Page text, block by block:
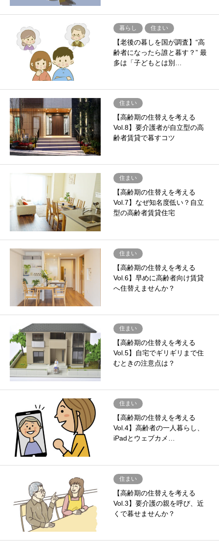
暮らし 住まい
【老後の暮しを国が調査】“高
齢者になったら誰と暮す？” 最
多は「子どもとは別…
住まい
【高齢期の住替えを考える
Vol.8】要介護者が自立型の高
齢者賃貸で暮すコツ
住まい
【高齢期の住替えを考える
Vol.7】なぜ知名度低い？自立
型の高齢者賃貸住宅
住まい
【高齢期の住替えを考える
Vol.6】早めに高齢者向け賃貸
へ住替えませんか？
住まい
【高齢期の住替えを考える
Vol.5】自宅でギリギリまで住
むときの注意点は？
住まい
【高齢期の住替えを考える
Vol.4】高齢者の一人暮らし、
iPadとウェブカメ…
住まい
【高齢期の住替えを考える
Vol.3】要介護の親を呼び、近
くで暮せませんか？